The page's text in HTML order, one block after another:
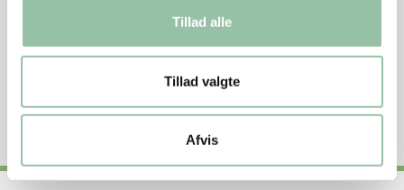
Tillad alle
Tillad valgte
Afvis
Energifordeling og -indhold pr. portion (75 g)
Kulhydrat 31%
1086 kJ – 260 kcal